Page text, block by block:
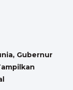
Gubernur